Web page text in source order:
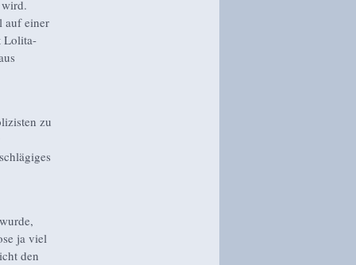
auf einer
Lolita-
zu
ja viel
den